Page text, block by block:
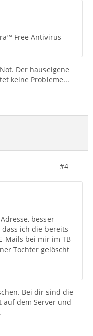
Free Antivirus
Der hauseigene
keine Probleme...
#4
besser
ich die bereits
Mails bei mir im TB
Tochter gelöscht
Bei dir sind die
dem Server und